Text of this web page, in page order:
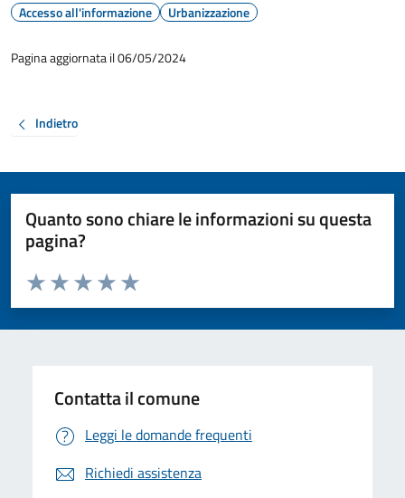
Accesso all'informazione Urbanizzazione
Pagina aggiornata il 06/05/2024
Indietro
Quanto sono chiare le informazioni su questa
pagina?
Valuta da 1 a 5 stelle la pagina
Valuta 5 stelle su 5
Valuta 4 stelle su 5
Valuta 3 stelle su 5
Valuta 2 stelle su 5
Valuta 1 stelle su 5
Contatta il comune
Leggi le domande frequenti
Richiedi assistenza